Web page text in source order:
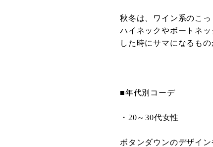
秋冬は、ワイン系のこ
ハイネックやボートネ
した時にサマになるもの
■年代別コーデ
・20～30代女性
ボタンダウンのデザイ